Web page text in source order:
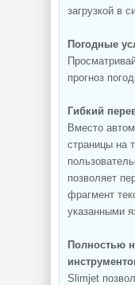
загрузкой в
Погодные
прогноз
Гибкий
Вместо
страницы на
позволяет
фрагмент
указанными
Полностью
Slimjet